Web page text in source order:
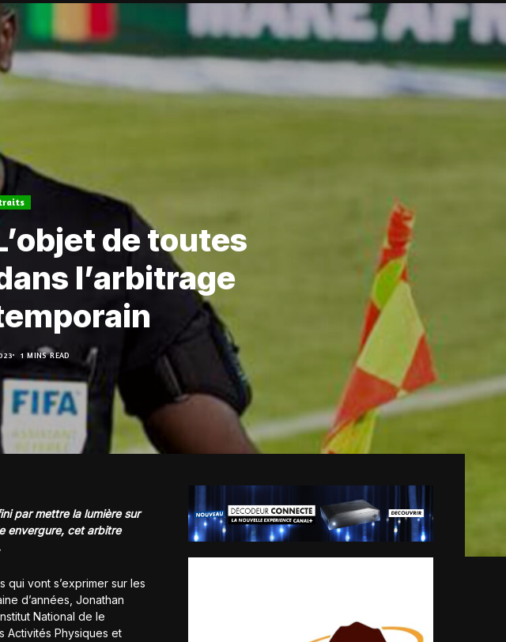
de toutes
l’arbitrage
1 MINS READ
par mettre la lumière sur
envergure, cet arbitre
vont s’exprimer sur les
d’années, Jonathan
National de le
Activités Physiques et